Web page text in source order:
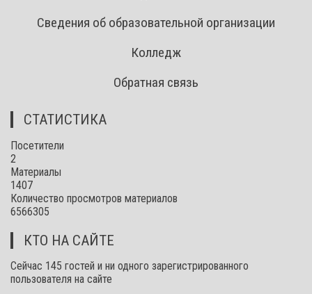
Сведения об образовательной организации
Колледж
Обратная связь
СТАТИСТИКА
Посетители
2
Материалы
1407
Количество просмотров материалов
6566305
КТО НА САЙТЕ
Сейчас 145 гостей и ни одного зарегистрированного
пользователя на сайте